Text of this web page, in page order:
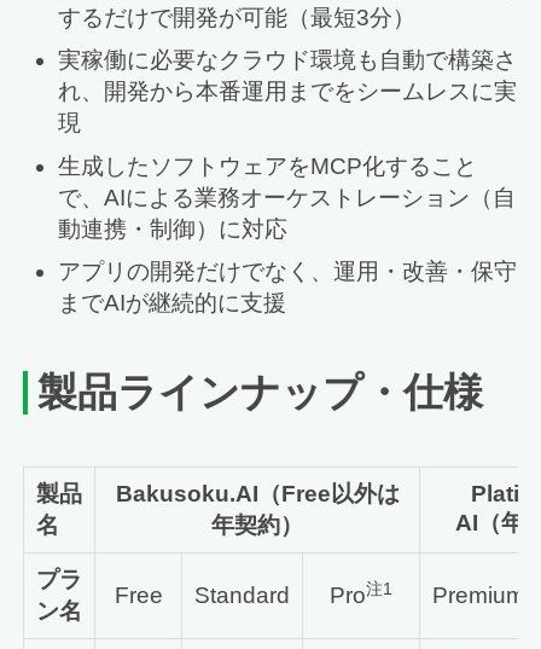
するだけで開発が可能（最短3分）
実稼働に必要なクラウド環境も自動で構築さ
れ、開発から本番運用までをシームレスに実
現
生成したソフトウェアをMCP化すること
で、AIによる業務オーケストレーション（自
動連携・制御）に対応
アプリの開発だけでなく、運用・改善・保守
までAIが継続的に支援
製品ラインナップ・仕様
製品
名
Bakusoku.AI（Free以外は
年契約）
Platio
AI（年
プラ
ン名
Free Standard Pro注1 Premium